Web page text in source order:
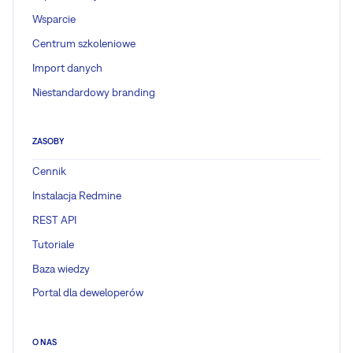
Wsparcie
Centrum szkoleniowe
Import danych
Niestandardowy branding
ZASOBY
Cennik
Instalacja Redmine
REST API
Tutoriale
Baza wiedzy
Portal dla deweloperów
O NAS